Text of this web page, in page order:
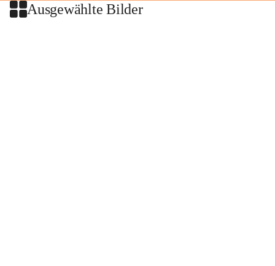
Ausgewählte Bilder